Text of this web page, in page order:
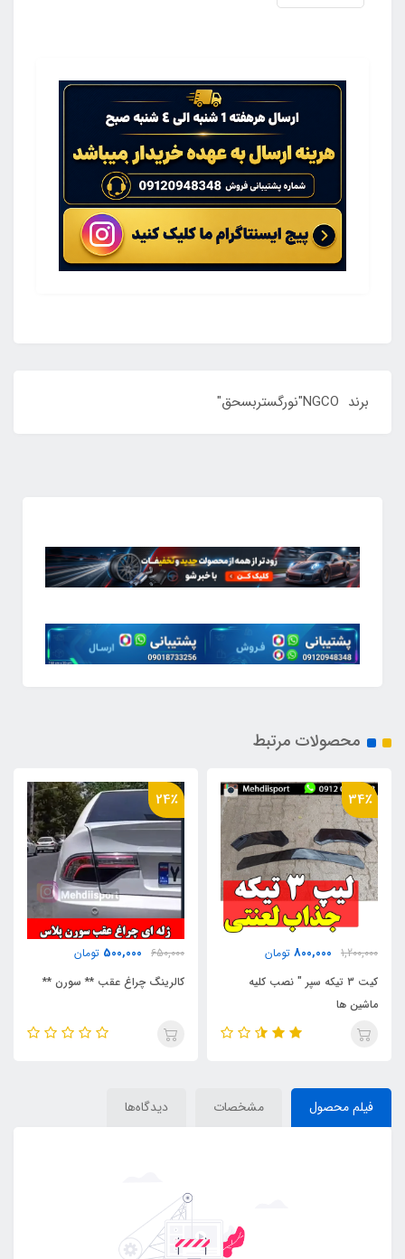
برند NGCO"نورگستربسحق"
محصولات مرتبط
34٪
1,200,000
800,000 تومان
کیت 3 تیکه سپر " نصب کلیه
ماشین ها
24٪
650,000
500,000 تومان
کالرینگ چراغ عقب ** سورن **
فیلم محصول مشخصات دیدگاه‌ها